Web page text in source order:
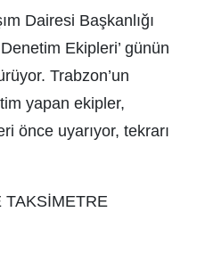
Dairesi Başkanlığı
Ekipleri’ günün
Trabzon’un
yapan ekipler,
önce uyarıyor, tekrarı
TAKSİMETRE